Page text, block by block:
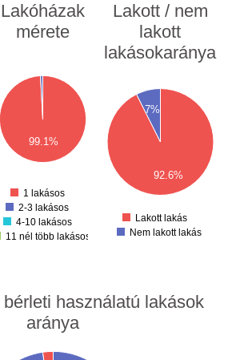
Lakóházak
mérete
99.1%
1 lakásos
2-3 lakásos
4-10 lakásos
11 nél több lakásos
Lakott / nem
lakott
lakásokaránya
92.6%
7%
600
700
Lakott lakás
Nem lakott lakás
használatú lakások
aránya